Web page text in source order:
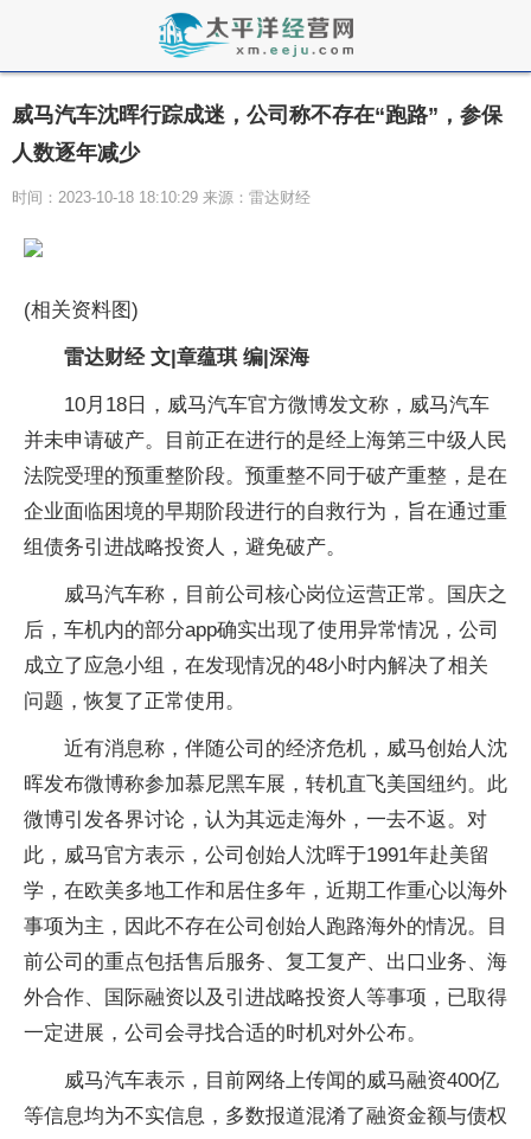
威马汽车沈晖行踪成迷，公司称不存在“跑路”，参保
人数逐年减少
时间：2023-10-18 18:10:29 来源：雷达财经
(相关资料图)
雷达财经 文|章蕴琪 编|深海
10月18日，威马汽车官方微博发文称，威马汽车
并未申请破产。目前正在进行的是经上海第三中级人民
法院受理的预重整阶段。预重整不同于破产重整，是在
企业面临困境的早期阶段进行的自救行为，旨在通过重
组债务引进战略投资人，避免破产。
威马汽车称，目前公司核心岗位运营正常。国庆之
后，车机内的部分app确实出现了使用异常情况，公司
成立了应急小组，在发现情况的48小时内解决了相关
问题，恢复了正常使用。
近有消息称，伴随公司的经济危机，威马创始人沈
晖发布微博称参加慕尼黑车展，转机直飞美国纽约。此
微博引发各界讨论，认为其远走海外，一去不返。对
此，威马官方表示，公司创始人沈晖于1991年赴美留
学，在欧美多地工作和居住多年，近期工作重心以海外
事项为主，因此不存在公司创始人跑路海外的情况。目
前公司的重点包括售后服务、复工复产、出口业务、海
外合作、国际融资以及引进战略投资人等事项，已取得
一定进展，公司会寻找合适的时机对外公布。
威马汽车表示，目前网络上传闻的威马融资400亿
等信息均为不实信息，多数报道混淆了融资金额与债权